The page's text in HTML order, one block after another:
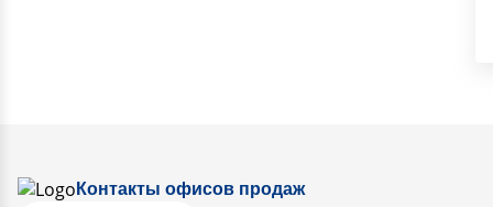
Контакты офисов продаж